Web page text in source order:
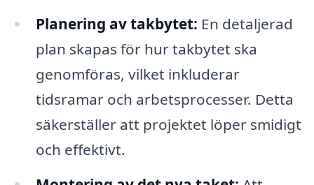
Planering av takbytet: En detaljerad
plan skapas för hur takbytet ska
genomföras, vilket inkluderar
tidsramar och arbetsprocesser. Detta
säkerställer att projektet löper smidigt
och effektivt.